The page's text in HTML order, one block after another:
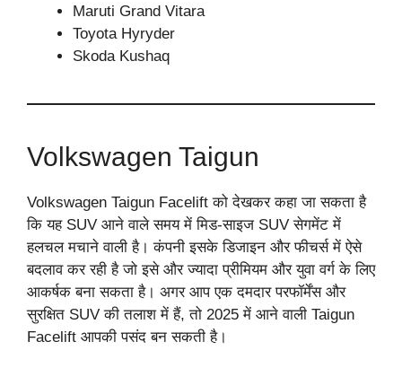
Maruti Grand Vitara
Toyota Hyryder
Skoda Kushaq
Volkswagen Taigun
Volkswagen Taigun Facelift को देखकर कहा जा सकता है
कि यह SUV आने वाले समय में मिड-साइज SUV सेगमेंट में
हलचल मचाने वाली है। कंपनी इसके डिजाइन और फीचर्स में ऐसे
बदलाव कर रही है जो इसे और ज्यादा प्रीमियम और युवा वर्ग के लिए
आकर्षक बना सकता है। अगर आप एक दमदार परफॉर्मेंस और
सुरक्षित SUV की तलाश में हैं, तो 2025 में आने वाली Taigun
Facelift आपकी पसंद बन सकती है।